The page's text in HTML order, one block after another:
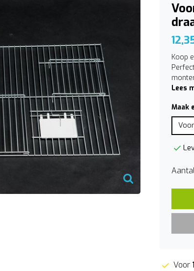
Koop
Lees
Maak
Voor